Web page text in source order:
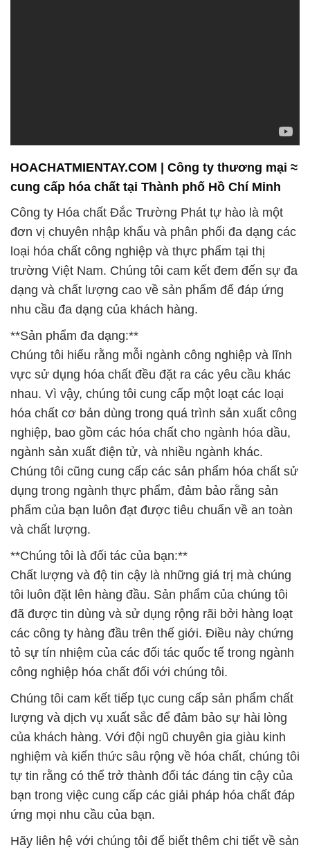
HOACHATMIENTAY.COM | Công ty thương mại ≈
cung cấp hóa chất tại Thành phố Hồ Chí Minh
Công ty Hóa chất Đắc Trường Phát tự hào là một
đơn vị chuyên nhập khẩu và phân phối đa dạng các
loại hóa chất công nghiệp và thực phẩm tại thị
trường Việt Nam. Chúng tôi cam kết đem đến sự đa
dạng và chất lượng cao về sản phẩm để đáp ứng
nhu cầu đa dạng của khách hàng.
**Sản phẩm đa dạng:**
Chúng tôi hiểu rằng mỗi ngành công nghiệp và lĩnh
vực sử dụng hóa chất đều đặt ra các yêu cầu khác
nhau. Vì vậy, chúng tôi cung cấp một loạt các loại
hóa chất cơ bản dùng trong quá trình sản xuất công
nghiệp, bao gồm các hóa chất cho ngành hóa dầu,
ngành sản xuất điện tử, và nhiều ngành khác.
Chúng tôi cũng cung cấp các sản phẩm hóa chất sử
dụng trong ngành thực phẩm, đảm bảo rằng sản
phẩm của bạn luôn đạt được tiêu chuẩn về an toàn
và chất lượng.
**Chúng tôi là đối tác của bạn:**
Chất lượng và độ tin cậy là những giá trị mà chúng
tôi luôn đặt lên hàng đầu. Sản phẩm của chúng tôi
đã được tin dùng và sử dụng rộng rãi bởi hàng loạt
các công ty hàng đầu trên thế giới. Điều này chứng
tỏ sự tín nhiệm của các đối tác quốc tế trong ngành
công nghiệp hóa chất đối với chúng tôi.
Chúng tôi cam kết tiếp tục cung cấp sản phẩm chất
lượng và dịch vụ xuất sắc để đảm bảo sự hài lòng
của khách hàng. Với đội ngũ chuyên gia giàu kinh
nghiệm và kiến thức sâu rộng về hóa chất, chúng tôi
tự tin rằng có thể trở thành đối tác đáng tin cậy của
bạn trong việc cung cấp các giải pháp hóa chất đáp
ứng mọi nhu cầu của bạn.
Hãy liên hệ với chúng tôi để biết thêm chi tiết về sản